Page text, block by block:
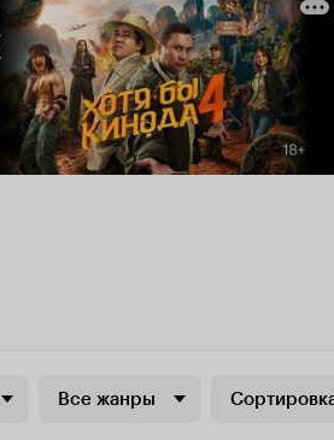
Все жанры